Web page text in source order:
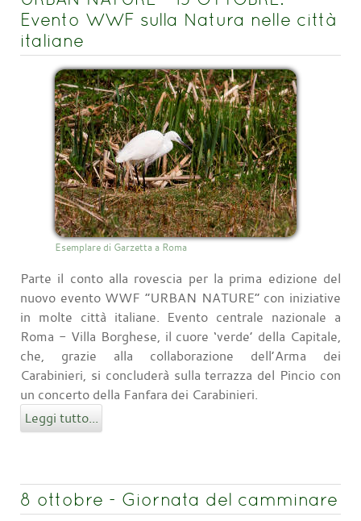
Evento WWF sulla Natura nelle città
italiane
Esemplare di Garzetta a Roma
Parte il conto alla rovescia per la prima edizione del
nuovo evento WWF “URBAN NATURE” con iniziative
in molte città italiane. Evento centrale nazionale a
Roma - Villa Borghese, il cuore ‘verde’ della Capitale,
che, grazie alla collaborazione dell’Arma dei
Carabinieri, si concluderà sulla terrazza del Pincio con
un concerto della Fanfara dei Carabinieri.
Leggi tutto...
8 ottobre - Giornata del camminare